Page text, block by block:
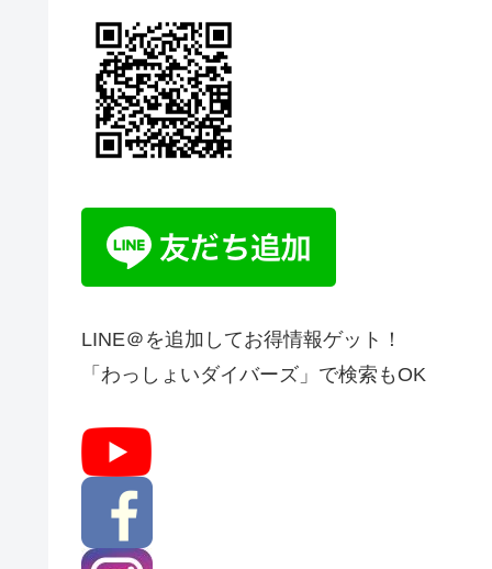
LINE＠を追加してお得情報ゲット！
「わっしょいダイバーズ」で検索もOK